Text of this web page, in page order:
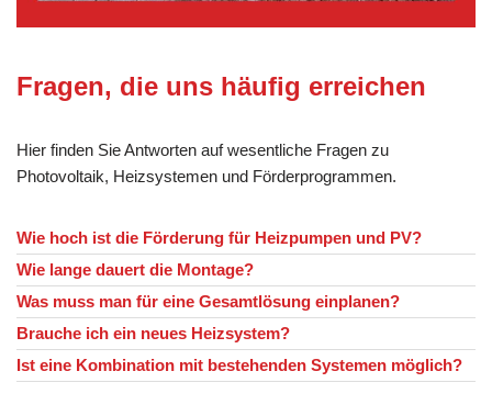
Fragen, die uns häufig erreichen
Hier finden Sie Antworten auf wesentliche Fragen zu
Photovoltaik, Heizsystemen und Förderprogrammen.
Wie hoch ist die Förderung für Heizpumpen und PV?
Wie lange dauert die Montage?
Was muss man für eine Gesamtlösung einplanen?
Brauche ich ein neues Heizsystem?
Ist eine Kombination mit bestehenden Systemen möglich?